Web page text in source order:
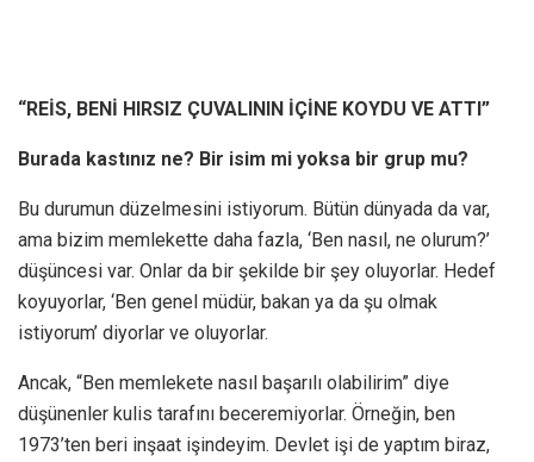
“REİS, BENİ HIRSIZ ÇUVALININ İÇİNE KOYDU VE ATTI”
Burada kastınız ne? Bir isim mi yoksa bir grup mu?
Bu durumun düzelmesini istiyorum. Bütün dünyada da var,
ama bizim memlekette daha fazla, ‘Ben nasıl, ne olurum?’
düşüncesi var. Onlar da bir şekilde bir şey oluyorlar. Hedef
koyuyorlar, ‘Ben genel müdür, bakan ya da şu olmak
istiyorum’ diyorlar ve oluyorlar.
Ancak, “Ben memlekete nasıl başarılı olabilirim” diye
düşünenler kulis tarafını beceremiyorlar. Örneğin, ben
1973’ten beri inşaat işindeyim. Devlet işi de yaptım biraz,